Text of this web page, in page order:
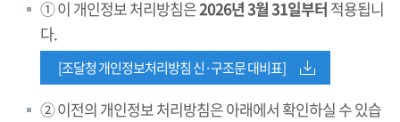
① 이 개인정보 처리방침은2026년 3월 31일부터 적용됩니
다.
[조달청 개인정보처리방침 신·구조문 대비표]
② 이전의 개인정보 처리방침은 아래에서 확인하실 수 있습